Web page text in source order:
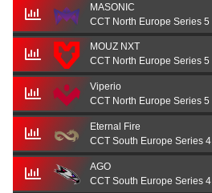
MASONIC
CCT North Europe Series 5
MOUZ NXT
CCT North Europe Series 5
Viperio
CCT North Europe Series 5
Eternal Fire
CCT South Europe Series 4
AGO
CCT South Europe Series 4